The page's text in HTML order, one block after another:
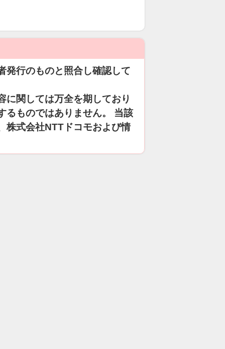
発行のものと照合し確認して
に関しては万全を期しており
るものではありません。 当該
株式会社NTTドコモおよび情